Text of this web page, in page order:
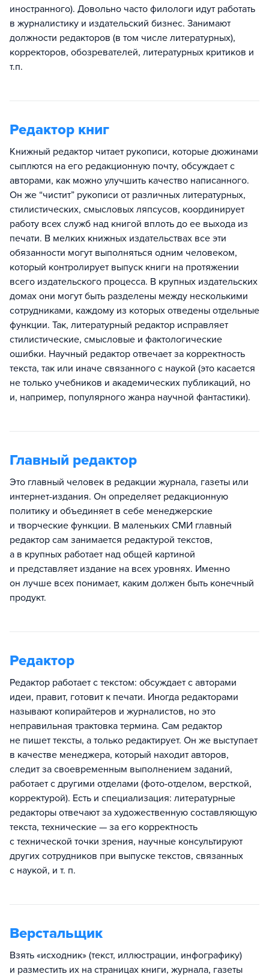
иностранного). Довольно часто филологи идут работать
в журналистику и издательский бизнес. Занимают
должности редакторов (в том числе литературных),
корректоров, обозревателей, литературных критиков и
т.п.
Редактор книг
Книжный редактор читает рукописи, которые дюжинами
сыплются на его редакционную почту, обсуждает с
авторами, как можно улучшить качество написанного.
Он же “чистит” рукописи от различных литературных,
стилистических, смысловых ляпсусов, координирует
работу всех служб над книгой вплоть до ее выхода из
печати. В мелких книжных издательствах все эти
обязанности могут выполняться одним человеком,
который контролирует выпуск книги на протяжении
всего издательского процесса. В крупных издательских
домах они могут быть разделены между несколькими
сотрудниками, каждому из которых отведены отдельные
функции. Так, литературный редактор исправляет
стилистические, смысловые и фактологические
ошибки. Научный редактор отвечает за корректность
текста, так или иначе связанного с наукой (это касается
не только учебников и академических публикаций, но
и, например, популярного жанра научной фантастики).
Главный редактор
Это главный человек в редакции журнала, газеты или
интернет-издания. Он определяет редакционную
политику и объединяет в себе менеджерские
и творческие функции. В маленьких СМИ главный
редактор сам занимается редактурой текстов,
а в крупных работает над общей картиной
и представляет издание на всех уровнях. Именно
он лучше всех понимает, каким должен быть конечный
продукт.
Редактор
Редактор работает с текстом: обсуждает с авторами
идеи, правит, готовит к печати. Иногда редакторами
называют копирайтеров и журналистов, но это
неправильная трактовка термина. Сам редактор
не пишет тексты, а только редактирует. Он же выступает
в качестве менеджера, который находит авторов,
следит за своевременным выполнением заданий,
работает с другими отделами (фото-отделом, версткой,
корректурой). Есть и специализация: литературные
редакторы отвечают за художественную составляющую
текста, технические — за его корректность
с технической точки зрения, научные консультируют
других сотрудников при выпуске текстов, связанных
с наукой, и т. п.
Верстальщик
Взять «исходник» (текст, иллюстрации, инфографику)
и разместить их на страницах книги, журнала, газеты